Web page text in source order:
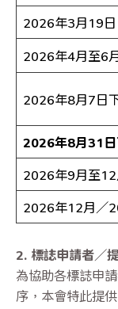
2026年3月19日
2026年4月至6
2026年8月7日
2026年8月31
2026年9月至12
2026年12月／
2. 標誌申請者／
為協助各標誌申
序，本會特此提